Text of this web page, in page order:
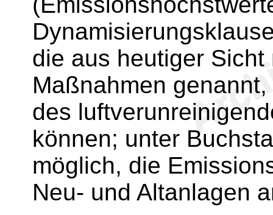
die aus heutiger
Maßnahmen
des
können; unter
möglich, die
Neu- und Altanlagen